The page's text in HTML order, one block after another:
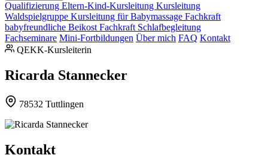
Qualifizierung Eltern-Kind-Kursleitung Kursleitung
Waldspielgruppe Kursleitung für Babymassage Fachkraft
babyfreundliche Beikost Fachkraft Schlafbegleitung
Fachseminare Mini-Fortbildungen Über mich FAQ Kontakt
QEKK-Kursleiterin
Ricarda Stannecker
78532 Tuttlingen
Kontakt